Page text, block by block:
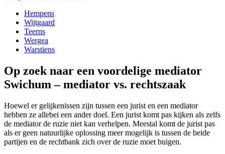
Hempens
Wijtgaard
Teerns
Wergea
Warstiens
Op zoek naar een voordelige mediator
Swichum – mediator vs. rechtszaak
Hoewel er gelijkenissen zijn tussen een jurist en een mediator
hebben ze allebei een ander doel. Een jurist komt pas kijken als zelfs
de mediator de ruzie niet kan verhelpen. Meestal komt de jurist pas
als er geen natuurlijke oplossing meer mogelijk is tussen de beide
partijen en de rechtbank zich over de ruzie moet buigen.